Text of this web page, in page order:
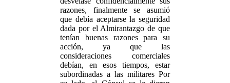
razones, finalmente se asumió
que debía aceptarse la seguridad
dada por el Almirantazgo de que
tenían buenas razones para su
acción, ya que las
consideraciones comerciales
debían, en esos tiempos, estar
subordinadas a las militares Por